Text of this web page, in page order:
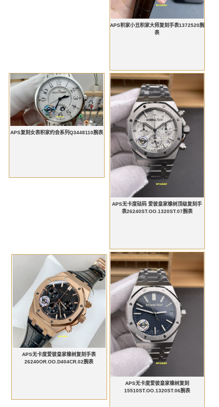
APS积家小丑积家大师复刻手表1372520腕
表
APS复刻女表积家约会系列Q3448110腕表
APS无卡度砝码 爱彼皇家橡树顶级复刻手
表26240ST.OO.1320ST.07腕表
APS无卡度爱彼皇家橡树复刻手表
26240OR.OO.D404CR.02腕表
APS无卡度爱彼皇家橡树复刻
15510ST.OO.1320ST.06腕表